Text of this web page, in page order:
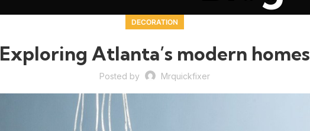
DECORATION
Exploring Atlanta’s modern homes
Posted by Mrquickfixer